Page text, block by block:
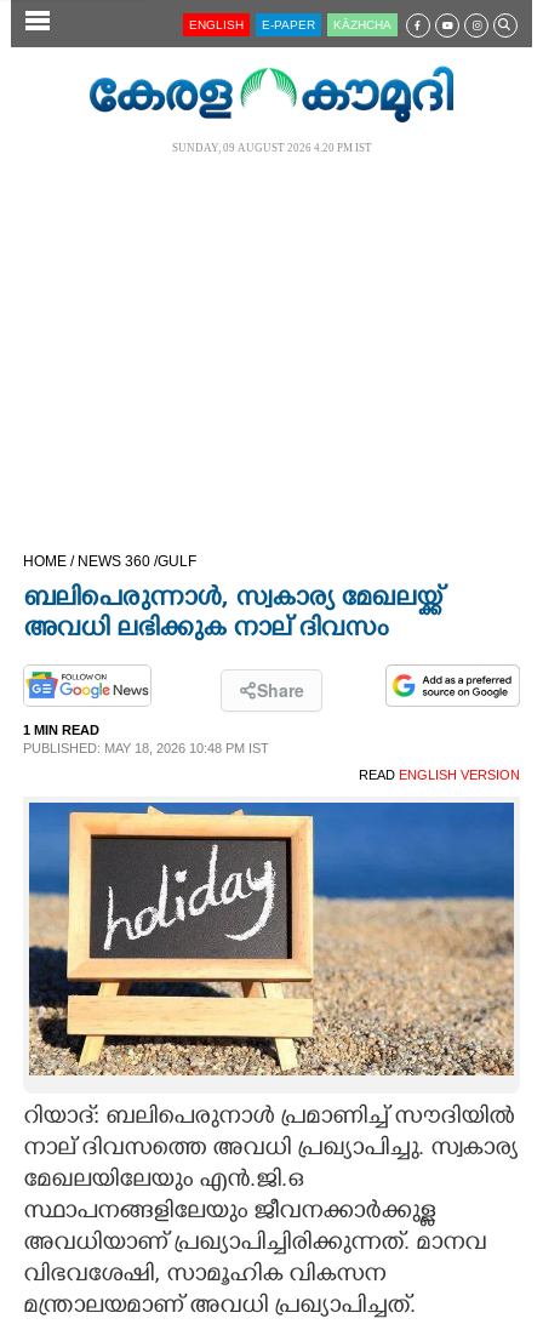
SECTIONS
CINEMA
OPINION
PHOTOS
SPIRITUAL
INFO+
ART
ASTRO
CARTOONS
ZOOM
ENGLISH E-PAPER KĀZHCHA
SUNDAY, 09 AUGUST 2026 4.20 PM IST
HOME / NEWS 360 /GULF
ബലിപെരുന്നാള്‍, സ്വകാര്യ മേഖലയ്ക്ക്
അവധി ലഭിക്കുക നാല് ദിവസം
Share
1 MIN READ
PUBLISHED: MAY 18, 2026 10:48 PM IST
READ ENGLISH VERSION
റിയാദ്: ബലിപെരുനാള്‍ പ്രമാണിച്ച് സൗദിയില്‍
നാല് ദിവസത്തെ അവധി പ്രഖ്യാപിച്ചു. സ്വകാര്യ
മേഖലയിലേയും എന്‍.ജി.ഒ
സ്ഥാപനങ്ങളിലേയും ജീവനക്കാര്‍ക്കുള്ള
അവധിയാണ് പ്രഖ്യാപിച്ചിരിക്കുന്നത്. മാനവ
വിഭവശേഷി, സാമൂഹിക വികസന
മന്ത്രാലയമാണ് അവധി പ്രഖ്യാപിച്ചത്.